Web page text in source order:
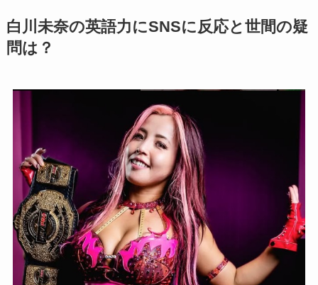
白川未奈の英語力にSNSに反応と世間の疑
問は？